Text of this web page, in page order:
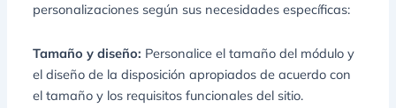
personalizaciones según sus necesidades específicas:
Tamaño y diseño: Personalice el tamaño del módulo y
el diseño de la disposición apropiados de acuerdo con
el tamaño y los requisitos funcionales del sitio.